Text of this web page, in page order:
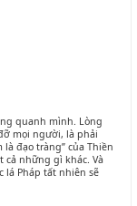
quanh mình. Lòng
mọi người, là phải
đạo tràng” của Thiền
những gì khác. Và
lá Pháp tất nhiên sẽ